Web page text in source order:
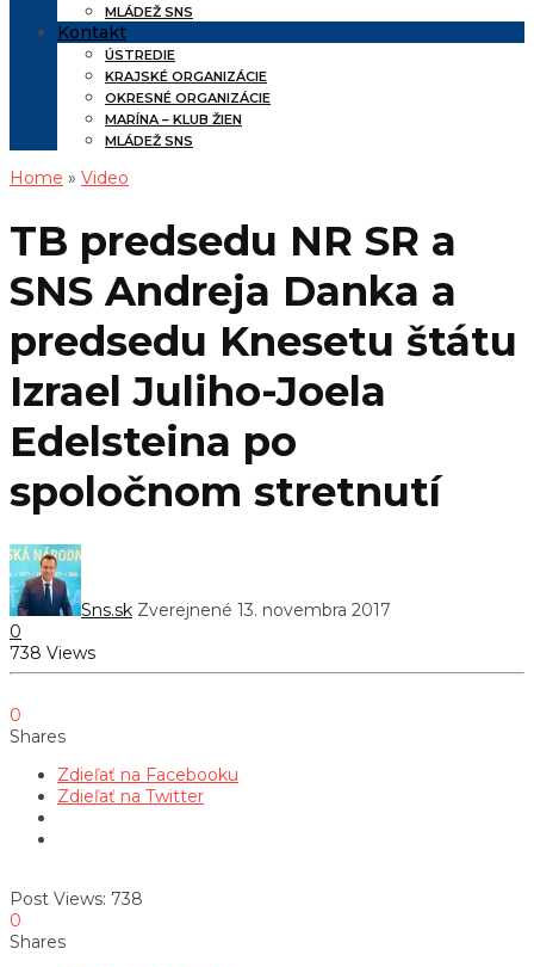
MLÁDEŽ SNS
Kontakt
ÚSTREDIE
KRAJSKÉ ORGANIZÁCIE
OKRESNÉ ORGANIZÁCIE
MARÍNA – KLUB ŽIEN
MLÁDEŽ SNS
Home » Video
TB predsedu NR SR a
SNS Andreja Danka a
predsedu Knesetu štátu
Izrael Juliho-Joela
Edelsteina po
spoločnom stretnutí
Sns.sk Zverejnené 13. novembra 2017
0
738 Views
0
Shares
Zdieľať na Facebooku
Zdieľať na Twitter
Post Views: 738
0
Shares